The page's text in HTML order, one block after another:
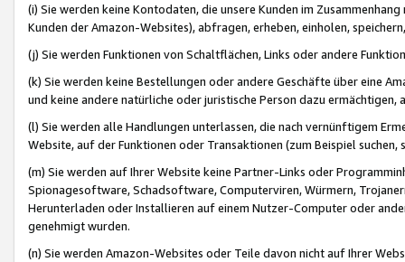
(i) Sie werden keine Kontodaten, die unsere Kunden im
Kunden der Amazon-Websites), abfragen, erheben, einholen,
(j) Sie werden Funktionen von Schaltflächen, Links oder andere
(k) Sie werden keine Bestellungen oder andere Geschäfte über eine
und keine andere natürliche oder juristische Person dazu
(l) Sie werden alle Handlungen unterlassen, die nach vernünftigem
Website, auf der Funktionen oder Transaktionen (zum Beispiel
(m) Sie werden auf Ihrer Website keine Partner-Links oder
Spionagesoftware, Schadsoftware, Computerviren, Würmern,
Herunterladen oder Installieren auf einem Nutzer-Computer oder
genehmigt wurden.
(n) Sie werden Amazon-Websites oder Teile davon nicht auf Ihrer